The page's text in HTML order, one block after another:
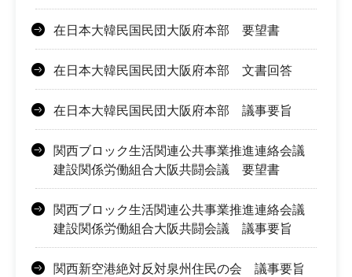
在日本大韓民国民団大阪府本部 要望書
在日本大韓民国民団大阪府本部 文書回答
在日本大韓民国民団大阪府本部 議事要旨
関西ブロック生活関連公共事業推進連絡会議
建設関係労働組合大阪共闘会議 要望書
関西ブロック生活関連公共事業推進連絡会議
建設関係労働組合大阪共闘会議 議事要旨
関西新空港絶対反対泉州住民の会 議事要旨